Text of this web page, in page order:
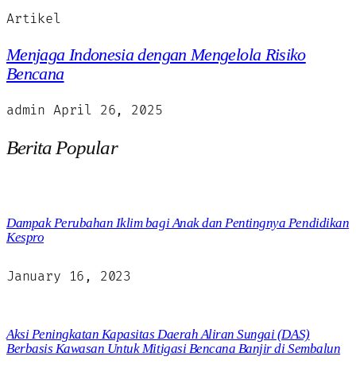
Artikel
Menjaga Indonesia dengan Mengelola Risiko
Bencana
admin April 26, 2025
Berita Popular
Dampak Perubahan Iklim bagi Anak dan Pentingnya Pendidikan
Kespro
January 16, 2023
Aksi Peningkatan Kapasitas Daerah Aliran Sungai (DAS)
Berbasis Kawasan Untuk Mitigasi Bencana Banjir di Sembalun